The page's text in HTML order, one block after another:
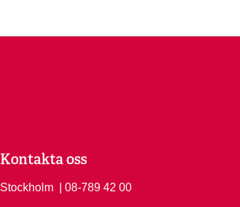
Kontakta oss
Stockholm Ring Stockholm på
| 08-789 42 00